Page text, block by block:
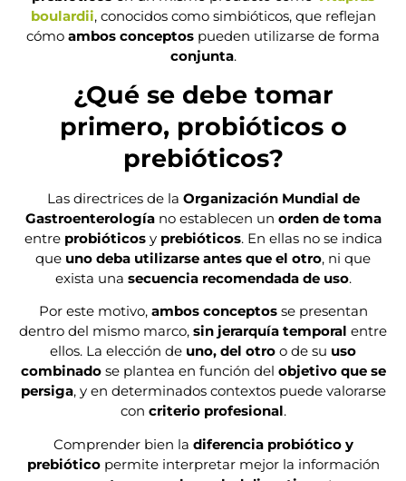
boulardii, conocidos como simbióticos, que reflejan
cómo ambos conceptos pueden utilizarse de forma
conjunta.
¿Qué se debe tomar
primero, probióticos o
prebióticos?
Las directrices de la Organización Mundial de
Gastroenterologíano establecen un orden de toma
entre probióticosy prebióticos. En ellas no se indica
que uno deba utilizarse antes que el otro, ni que
exista una secuencia recomendada de uso.
Por este motivo, ambos conceptosse presentan
dentro del mismo marco, sin jerarquía temporal entre
ellos. La elección de uno, del otro o de su uso
combinadose plantea en función del objetivo que se
persiga, y en determinados contextos puede valorarse
con criterio profesional.
Comprender bien la diferencia probiótico y
prebióticopermite interpretar mejor la información